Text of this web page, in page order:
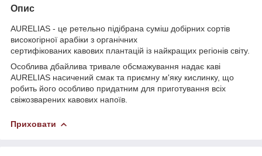
Опис
AURELIAS - це ретельно підібрана суміш добірних сортів
високогірної арабіки з органічних
сертифікованих кавових плантацій із найкращих регіонів світу.
Особлива дбайлива тривале обсмажування надає каві
AURELIAS насичений смак та приємну м'яку кислинку, що
робить його особливо придатним для приготування всіх
свіжозварених кавових напоїв.
Приховати